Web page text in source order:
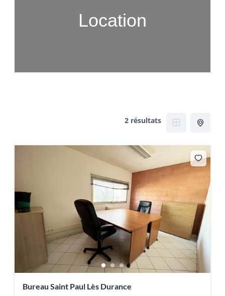
Location
2 résultats
Bureau Saint Paul Lès Durance